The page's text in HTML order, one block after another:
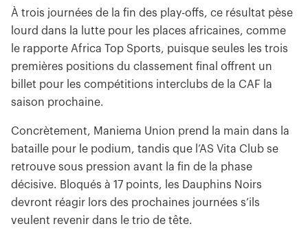
À trois journées de la fin des play-offs, ce résultat pèse
lourd dans la lutte pour les places africaines, comme
le rapporte Africa Top Sports, puisque seules les trois
premières positions du classement final offrent un
billet pour les compétitions interclubs de la CAF la
saison prochaine.
Concrètement, Maniema Union prend la main dans la
bataille pour le podium, tandis que l’AS Vita Club se
retrouve sous pression avant la fin de la phase
décisive. Bloqués à 17 points, les Dauphins Noirs
devront réagir lors des prochaines journées s’ils
veulent revenir dans le trio de tête.